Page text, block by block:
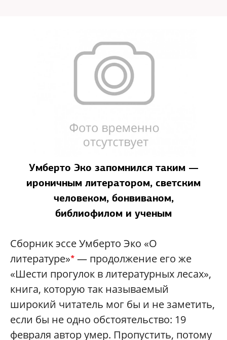
Умберто Эко запомнился таким —
ироничным литератором, светским
человеком, бонвиваном,
библиофилом и ученым
Сборник эссе Умберто Эко «О
литературе»*— продолжение его же
«Шести прогулок в литературных лесах»,
книга, которую так называемый
широкий читатель мог бы и не заметить,
если бы не одно обстоятельство: 19
февраля автор умер. Пропустить, потому